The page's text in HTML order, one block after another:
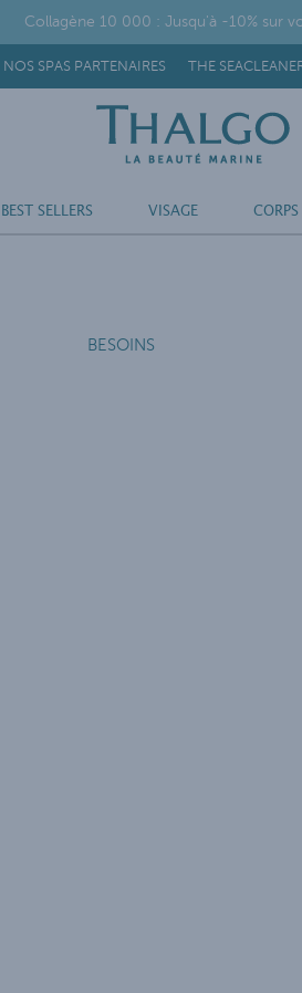
Collagène 10 000 : Jusqu'à -10% sur
NOS SPAS PARTENAIRES THE
BEST SELLERS VISAGE CORPS
BESOINS